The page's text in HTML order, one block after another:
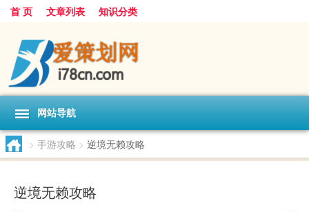
首 页 文章列表 知识分类
网站导航
> 手游攻略 > 逆境无赖攻略
逆境无赖攻略